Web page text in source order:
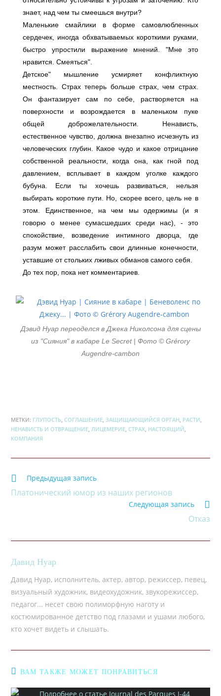
знает, над чем ты смеешься внутри?
Маленькие смайлики в форме самовлюбленных
сердечек, иногда обхватываемых короткими руками,
быстро упростили выражение мнений. "Мне это
нравится. Смеяться".
Детское" мышление усмиряет конфликтную
местность. Страх теперь больше страх, чем страх.
Он фантазирует сам по себе, растворяется на
поверхности и возрождается в маленьком пуке
общей доброжелательности. Ненависть,
естественное чувство, должна внезапно исчезнуть из
человеческих глубин. Какое чудо и какое отрицание
собственной реальности, когда она, как гной под
давлением, всплывает в каждом уголке каждого
бубуна. Если ты хочешь развиваться, нельзя
выбирать короткие пути. Но, скорее всего, цель не в
этом. Единственное, на чем мы одержимы (и я
говорю о менее сумасшедших среди нас), - это
спокойствие, возведение интимного дворца, где
разум может расслабить свои длинные конечности,
уставшие от стольких лживых обманов самого себя.
До тех пор, пока нет комментариев.
Дэвид Нуар переоделся в Джека Николсона для сцены
из "Сияния" в кабаре Le Secret | Фото © Grérory
Augendre-cambon
МЕТКИ: ГЛУПОСТЬ СОГЛАШЕНИЕ ЗАЩИЩАЮЩИЙСЯ ОРГАН РАСТИ
НЕНАВИСТЬ И ОТВРАЩЕНИЕ ЛИЦЕМЕРИЕ СТРАХ НАСТОЯЩИЙ
КОМПАНИЯ
Предыдущая запись
Платонический юмор из наших регионов
Следующая запись
Отказ
Давид Нуар
Давид Нуар, исполнитель, актер, автор, режиссер, певец,
визуальный художник, видеохудожник, звукорежиссер,
педагог... несет свою полиморфную наготу и
костюмированное детство под глазами и ушами любого,
кто хочет видеть и слышать.
ВАМ ТАКЖЕ МОЖЕТ ПОНРАВИТЬСЯ